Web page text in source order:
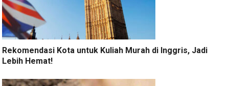
Rekomendasi Kota untuk Kuliah Murah di Inggris, Jadi
Lebih Hemat!